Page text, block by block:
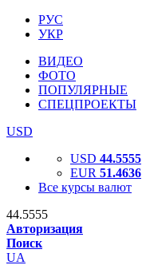
РУС
УКР
ВИДЕО
ФОТО
ПОПУЛЯРНЫЕ
СПЕЦПРОЕКТЫ
USD
USD 44.5555
EUR 51.4636
Все курсы валют
44.5555
Авторизация
Поиск
UA